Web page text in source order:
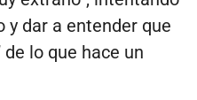
y dar a entender que
lo que hace un